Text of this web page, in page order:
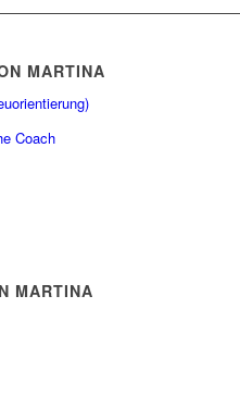
MARTINA
Coach
MARTINA